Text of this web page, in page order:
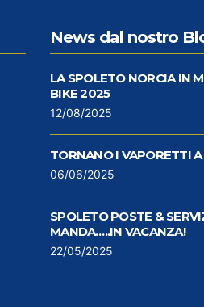
News dal nostro
LA SPOLETO NORCIA IN
BIKE 2025
12/08/2025
TORNANO I VAPORETTI
06/06/2025
SPOLETO POSTE &
MANDA…..IN VACANZA!
22/05/2025